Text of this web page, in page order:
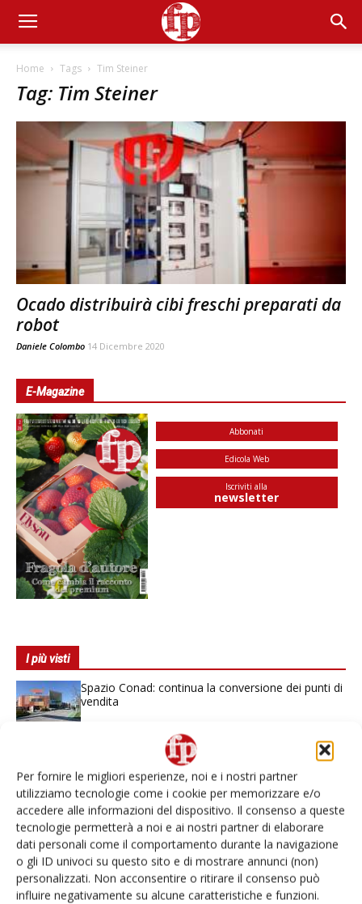
Per fornire le migliori esperienze, noi e i nostri partner
utilizziamo tecnologie come i cookie per memorizzare e/o
accedere alle informazioni del dispositivo. Il consenso a queste
tecnologie permetterà a noi e ai nostri partner di elaborare
dati personali come il comportamento durante la navigazione
o gli ID univoci su questo sito e di mostrare annunci (non)
personalizzati. Non acconsentire o ritirare il consenso può
influire negativamente su alcune caratteristiche e funzioni.
Home Tags Tim Steiner
Tag: Tim Steiner
Ocado distribuirà cibi freschi preparati da
robot
Daniele Colombo 14 Dicembre 2020
E-Magazine
Abbonati
Edicola Web
Iscriviti alla
newsletter
I più visti
Spazio Conad: continua la conversione dei punti di
vendita
L’ortofrutta di Extra Supermercati tra localismo e
Ai #Repartofresh
Non è una susina: è Metis… e può rivoluzionare la
categoria
Andamento prezzi ortofrutta in Italia al 27 luglio
2026